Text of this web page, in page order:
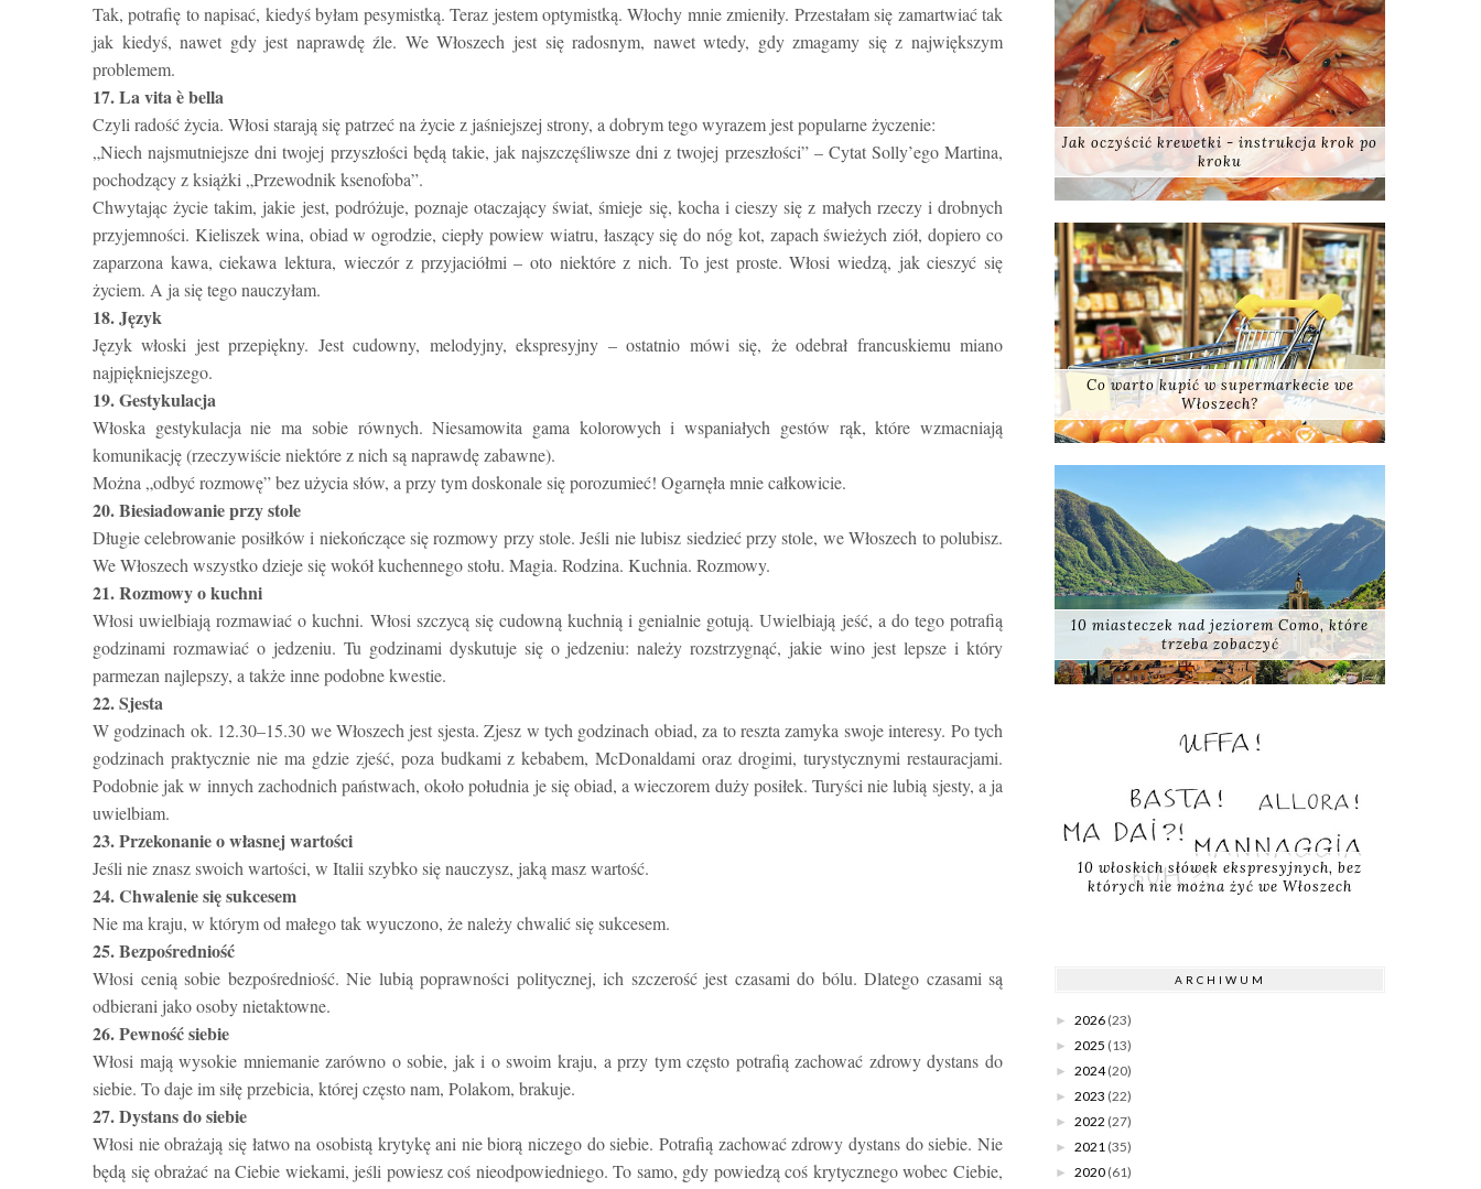
Tak, potrafię to napisać, kiedyś byłam pesymistką. Teraz jestem optymistką. Włochy mnie zmieniły. Przestałam się zamartwiać tak
jak kiedyś, nawet gdy jest naprawdę źle. We Włoszech jest się radosnym, nawet wtedy, gdy zmagamy się z największym
problemem.
17. La vita è bella
Czyli radość życia. Włosi starają się patrzeć na życie z jaśniejszej strony, a dobrym tego wyrazem jest popularne życzenie:
„Niech najsmutniejsze dni twojej przyszłości będą takie, jak najszczęśliwsze dni z twojej przeszłości” – Cytat Solly’ego Martina,
pochodzący z książki „Przewodnik ksenofoba”.
Chwytając życie takim, jakie jest, podróżuje, poznaje otaczający świat, śmieje się, kocha i cieszy się z małych rzeczy i drobnych
przyjemności. Kieliszek wina, obiad w ogrodzie, ciepły powiew wiatru, łaszący się do nóg kot, zapach świeżych ziół, dopiero co
zaparzona kawa, ciekawa lektura, wieczór z przyjaciółmi – oto niektóre z nich. To jest proste. Włosi wiedzą, jak cieszyć się
życiem. A ja się tego nauczyłam.
18. Język
Język włoski jest przepiękny. Jest cudowny, melodyjny, ekspresyjny – ostatnio mówi się, że odebrał francuskiemu miano
najpiękniejszego.
19. Gestykulacja
Włoska gestykulacja nie ma sobie równych. Niesamowita gama kolorowych i wspaniałych gestów rąk, które wzmacniają
komunikację (rzeczywiście niektóre z nich są naprawdę zabawne).
Można „odbyć rozmowę” bez użycia słów, a przy tym doskonale się porozumieć! Ogarnęła mnie całkowicie.
20. Biesiadowanie przy stole
Długie celebrowanie posiłków i niekończące się rozmowy przy stole. Jeśli nie lubisz siedzieć przy stole, we Włoszech to polubisz.
We Włoszech wszystko dzieje się wokół kuchennego stołu. Magia. Rodzina. Kuchnia. Rozmowy.
21. Rozmowy o kuchni
Włosi uwielbiają rozmawiać o kuchni. Włosi szczycą się cudowną kuchnią i genialnie gotują. Uwielbiają jeść, a do tego potrafią
godzinami rozmawiać o jedzeniu. Tu godzinami dyskutuje się o jedzeniu: należy rozstrzygnąć, jakie wino jest lepsze i który
parmezan najlepszy, a także inne podobne kwestie.
22. Sjesta
W godzinach ok. 12.30–15.30 we Włoszech jest sjesta. Zjesz w tych godzinach obiad, za to reszta zamyka swoje interesy. Po tych
godzinach praktycznie nie ma gdzie zjeść, poza budkami z kebabem, McDonaldami oraz drogimi, turystycznymi restauracjami.
Podobnie jak w innych zachodnich państwach, około południa je się obiad, a wieczorem duży posiłek. Turyści nie lubią sjesty, a ja
uwielbiam.
23. Przekonanie o własnej wartości
Jeśli nie znasz swoich wartości, w Italii szybko się nauczysz, jaką masz wartość.
24. Chwalenie się sukcesem
Nie ma kraju, w którym od małego tak wyuczono, że należy chwalić się sukcesem.
25. Bezpośredniość
Włosi cenią sobie bezpośredniość. Nie lubią poprawności politycznej, ich szczerość jest czasami do bólu. Dlatego czasami są
odbierani jako osoby nietaktowne.
26. Pewność siebie
Włosi mają wysokie mniemanie zarówno o sobie, jak i o swoim kraju, a przy tym często potrafią zachować zdrowy dystans do
siebie. To daje im siłę przebicia, której często nam, Polakom, brakuje.
27. Dystans do siebie
Włosi nie obrażają się łatwo na osobistą krytykę ani nie biorą niczego do siebie. Potrafią zachować zdrowy dystans do siebie. Nie
będą się obrażać na Ciebie wiekami, jeśli powiesz coś nieodpowiedniego. To samo, gdy powiedzą coś krytycznego wobec Ciebie,
Jak oczyścić krewetki - instrukcja krok po
kroku
Co warto kupić w supermarkecie we
Włoszech?
10 miasteczek nad jeziorem Como, które
trzeba zobaczyć
10 włoskich słówek ekspresyjnych, bez
których nie można żyć we Włoszech
ARCHIWUM
► 2026 (23)
► 2025 (13)
► 2024 (20)
► 2023 (22)
► 2022 (27)
► 2021 (35)
► 2020 (61)